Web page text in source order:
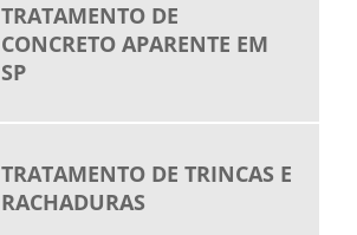
TRATAMENTO DE
CONCRETO APARENTE EM
SP
TRATAMENTO DE TRINCAS E
RACHADURAS